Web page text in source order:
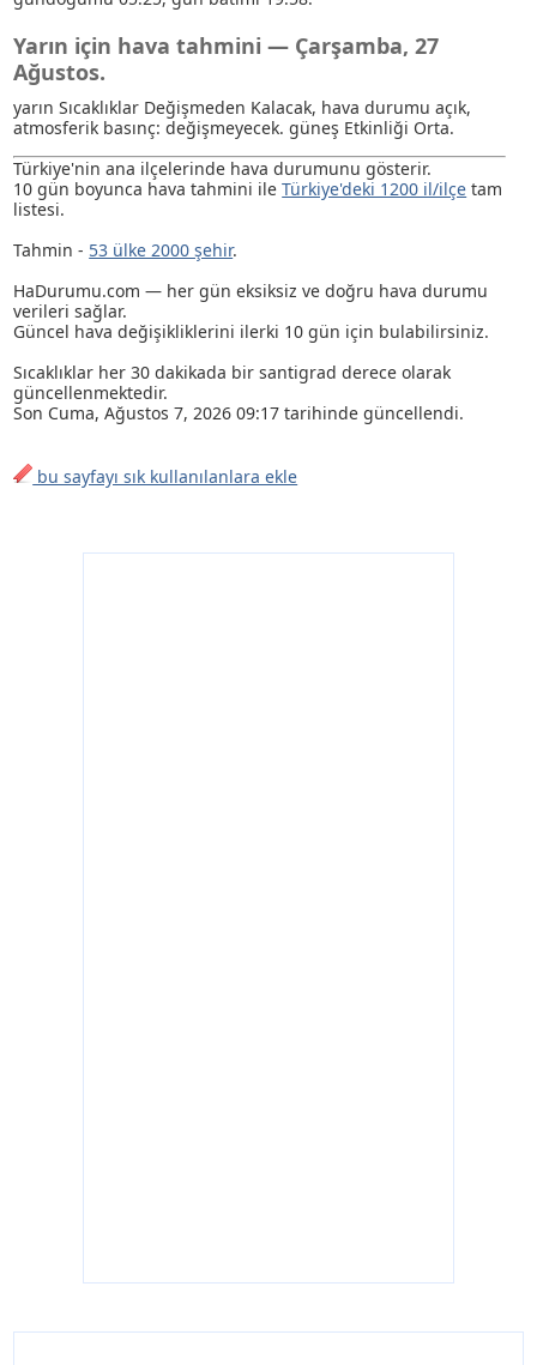
Yarın için hava tahmini — Çarşamba, 27
Ağustos.
yarın Sıcaklıklar Değişmeden Kalacak, hava durumu açık,
atmosferik basınç: değişmeyecek. güneş Etkinliği Orta.
Türkiye'nin ana ilçelerinde hava durumunu gösterir.
10 gün boyunca hava tahmini ileTürkiye'deki 1200 il/ilçe tam
listesi.
Tahmin - 53 ülke 2000 şehir.
HaDurumu.com — her gün eksiksiz ve doğru hava durumu
verileri sağlar.
Güncel hava değişikliklerini ilerki 10 gün için bulabilirsiniz.
Sıcaklıklar her 30 dakikada bir santigrad derece olarak
güncellenmektedir.
Son Cuma, Ağustos 7, 2026 09:17 tarihinde güncellendi.
bu sayfayı sık kullanılanlara ekle